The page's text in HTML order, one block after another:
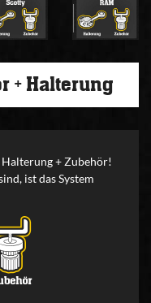
+ Halterung
Halterung + Zubehör!
ist das System